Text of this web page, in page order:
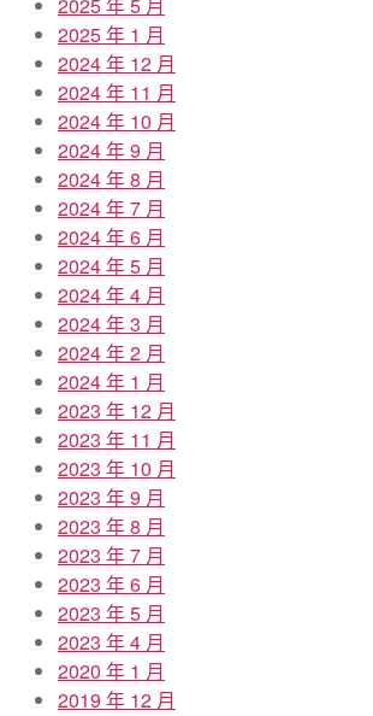
2025 年 5 月
2025 年 1 月
2024 年 12 月
2024 年 11 月
2024 年 10 月
2024 年 9 月
2024 年 8 月
2024 年 7 月
2024 年 6 月
2024 年 5 月
2024 年 4 月
2024 年 3 月
2024 年 2 月
2024 年 1 月
2023 年 12 月
2023 年 11 月
2023 年 10 月
2023 年 9 月
2023 年 8 月
2023 年 7 月
2023 年 6 月
2023 年 5 月
2023 年 4 月
2020 年 1 月
2019 年 12 月